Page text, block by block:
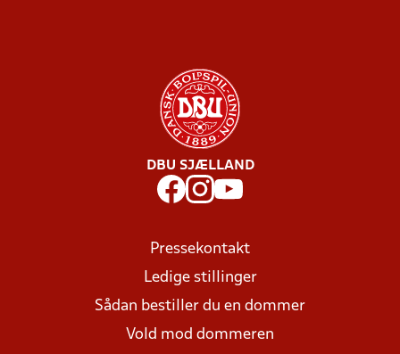
DBU SJÆLLAND
Pressekontakt
Ledige stillinger
Sådan bestiller du en dommer
Vold mod dommeren